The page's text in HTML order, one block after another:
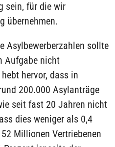
sein, für die wir
übernehmen.
Asylbewerberzahlen sollte
Aufgabe nicht
hervor, dass in
200.000 Asylanträge
seit fast 20 Jahren nicht
dies weniger als 0,4
Millionen Vertriebenen